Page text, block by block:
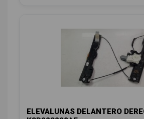
ELEVALUNAS DELANTERO